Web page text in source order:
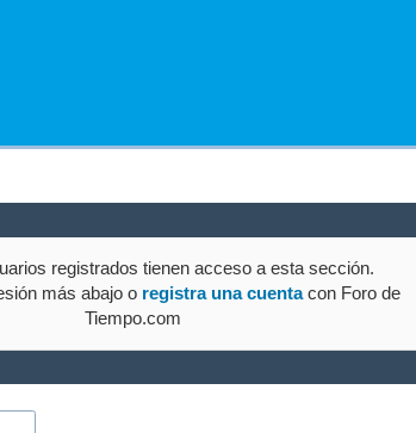
registrados tienen acceso a esta sección.
más abajo o registra una cuentacon Foro de
Tiempo.com